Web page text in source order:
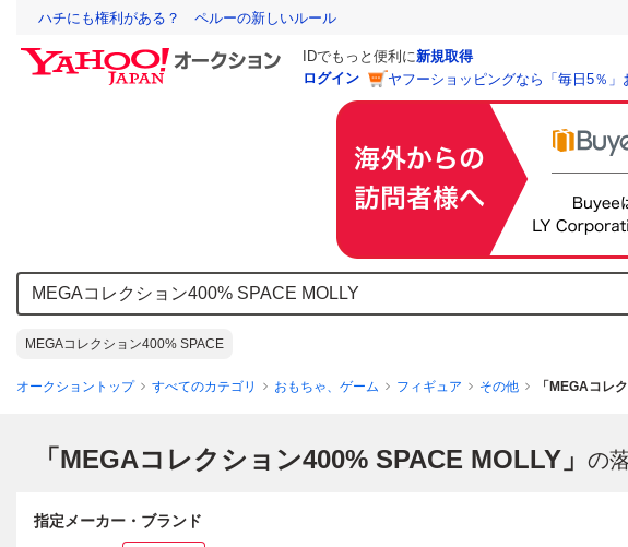
ハチにも権利がある？ ペルーの新しいルール
IDでもっと便利に新規取得
ログイン
ヤフーショッピングなら「毎日5％」
MEGAコレクション400% SPACE
オークショントップ すべてのカテゴリ おもちゃ、ゲーム フィギュア その他 「MEGAコレ
「MEGAコレクション400% SPACE MOLLY」 の
指定メーカー・ブランド